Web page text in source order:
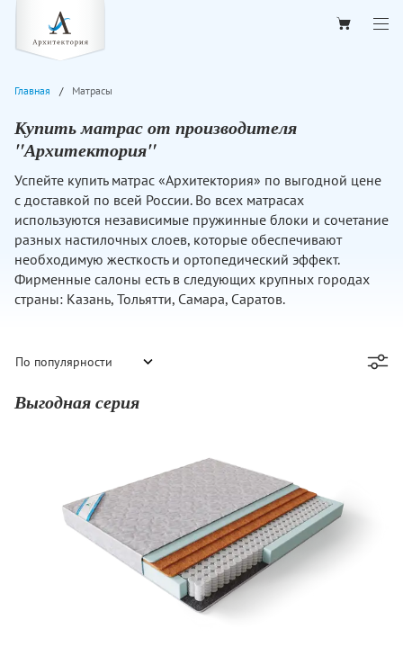
Главная Матрасы
Купить матрас от производителя
"Архитектория"
Успейте купить матрас «Архитектория» по выгодной цене
с доставкой по всей России. Во всех матрасах
используются независимые пружинные блоки и сочетание
разных настилочных слоев, которые обеспечивают
необходимую жесткость и ортопедический эффект.
Фирменные салоны есть в следующих крупных городах
страны: Казань, Тольятти, Самара, Саратов.
Выгодная серия